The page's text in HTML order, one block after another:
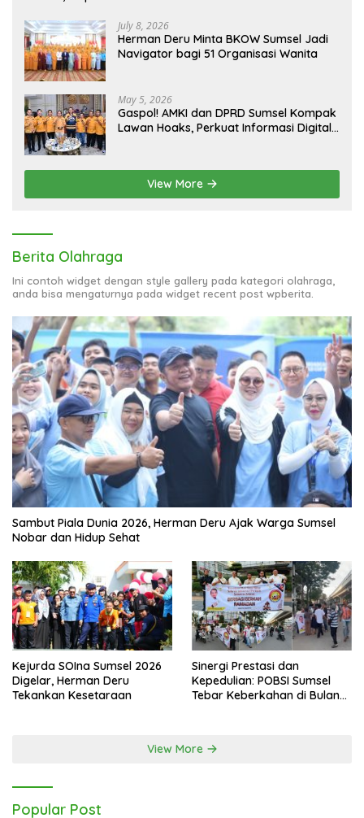
July 8, 2026
Herman Deru Minta BKOW Sumsel Jadi
Navigator bagi 51 Organisasi Wanita
May 5, 2026
Gaspol! AMKI dan DPRD Sumsel Kompak
Lawan Hoaks, Perkuat Informasi Digital
View More
Berita Olahraga
Ini contoh widget dengan style gallery pada kategori olahraga,
anda bisa mengaturnya pada widget recent post wpberita.
Sambut Piala Dunia 2026, Herman Deru Ajak Warga Sumsel
Nobar dan Hidup Sehat
Kejurda SOIna Sumsel 2026
Digelar, Herman Deru
Tekankan Kesetaraan
Sinergi Prestasi dan
Kepedulian: POBSI Sumsel
Tebar Keberkahan di Bulan
View More
Popular Post